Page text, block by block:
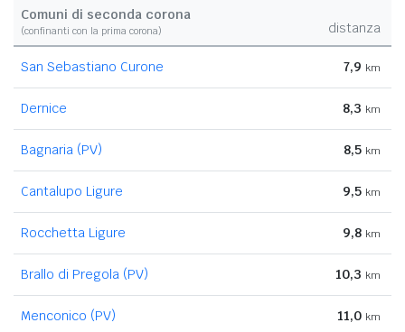
Comuni di seconda corona
(confinanti con la prima corona) distanza
San Sebastiano Curone 7,9 km
Dernice 8,3 km
Bagnaria (PV) 8,5 km
Cantalupo Ligure 9,5 km
Rocchetta Ligure 9,8 km
Brallo di Pregola (PV) 10,3 km
Menconico (PV) 11,0 km